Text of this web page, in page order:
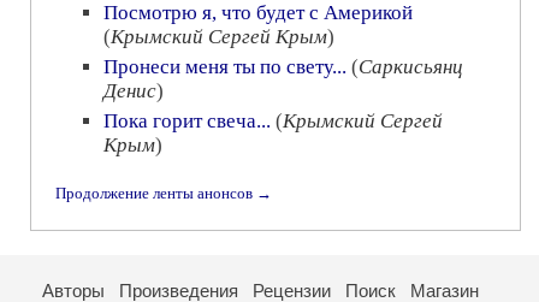
Посмотрю я, что будет с Америкой
(Крымский Сергей Крым)
Пронеси меня ты по свету... (Саркисьянц
Денис)
Пока горит свеча... (Крымский Сергей
Крым)
Продолжение ленты анонсов →
Авторы Произведения Рецензии Поиск
Магазин